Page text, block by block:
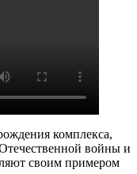
комплекса,
войны и
своим примером